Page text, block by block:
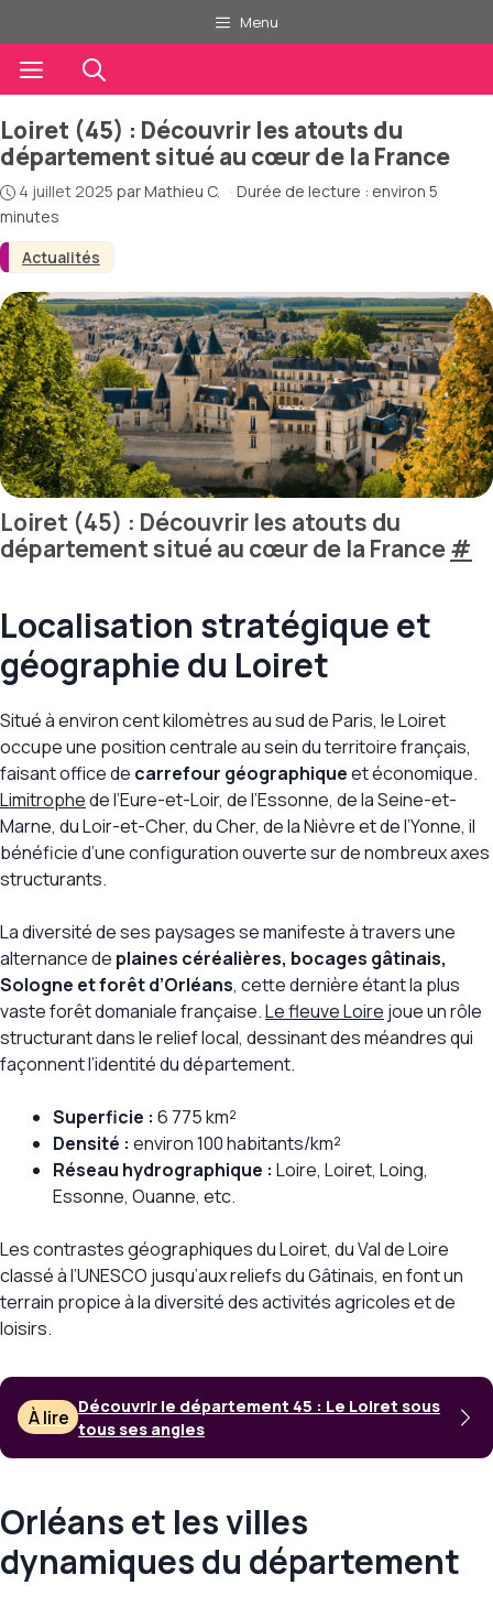
au
contenu
Menu
Menu
Actualités
Loiret (45) : Découvrir les atouts du
département situé au cœur de la France
4 juillet 2025 parMathieu C. · Durée de lecture : environ 5
minutes
Loiret (45) : Découvrir les atouts du
département situé au cœur de la France#
Localisation stratégique et
géographie du Loiret
Situé à environ cent kilomètres au sud de Paris, le Loiret
occupe une position centrale au sein du territoire français,
faisant office de carrefour géographiqueet économique.
Limitrophede l’Eure-et-Loir, de l’Essonne, de la Seine-et-
Marne, du Loir-et-Cher, du Cher, de la Nièvre et de l’Yonne, il
bénéficie d’une configuration ouverte sur de nombreux axes
structurants.
La diversité de ses paysages se manifeste à travers une
alternance de plaines céréalières, bocages gâtinais,
Sologne et forêt d’Orléans, cette dernière étant la plus
vaste forêt domaniale française.Le fleuve Loire joue un rôle
structurant dans le relief local, dessinant des méandres qui
façonnent l’identité du département.
Superficie : 6 775 km²
Densité : environ 100 habitants/km²
Réseau hydrographique : Loire, Loiret, Loing,
Essonne, Ouanne, etc.
Les contrastes géographiques du Loiret, du Val de Loire
classé à l’UNESCO jusqu’aux reliefs du Gâtinais, en font un
terrain propice à la diversité des activités agricoles et de
loisirs.
À lire Découvrir le département 45 : Le Loiret sous
tous ses angles
Orléans et les villes
dynamiques du département